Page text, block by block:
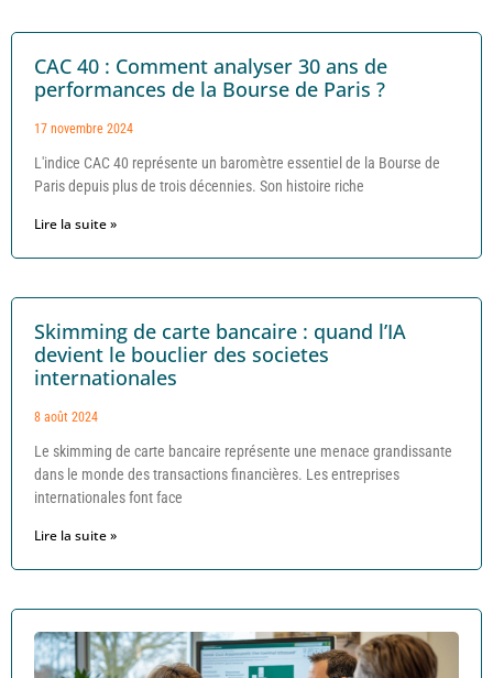
CAC 40 : Comment analyser 30 ans de
performances de la Bourse de Paris ?
17 novembre 2024
L'indice CAC 40 représente un baromètre essentiel de la Bourse de
Paris depuis plus de trois décennies. Son histoire riche
Lire la suite »
Skimming de carte bancaire : quand l’IA
devient le bouclier des societes
internationales
8 août 2024
Le skimming de carte bancaire représente une menace grandissante
dans le monde des transactions financières. Les entreprises
internationales font face
Lire la suite »